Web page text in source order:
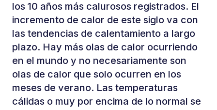
los 10 años más calurosos registrados. El
incremento de calor de este siglo va con
las tendencias de calentamiento a largo
plazo. Hay más olas de calor ocurriendo
en el mundo y no necesariamente son
olas de calor que solo ocurren en los
meses de verano. Las temperaturas
cálidas o muy por encima de lo normal se